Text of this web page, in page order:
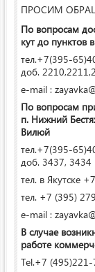
ПРОСИМ
По вопросам
кут до пунктов
тел.+7(395-
доб.
e-mail :
По вопросам
п. Нижний
Вилюй
тел.+7(395-
доб. 3437, 3434
тел. в Якутске
тел. +7 (395)
e-mail :
В случае
работе
Tel.+7